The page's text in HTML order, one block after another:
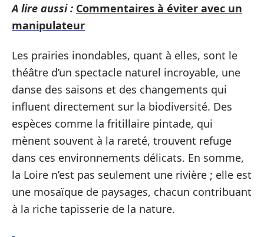
A lire aussi : Commentaires à éviter avec un
manipulateur
Les prairies inondables, quant à elles, sont le
théâtre d’un spectacle naturel incroyable, une
danse des saisons et des changements qui
influent directement sur la biodiversité. Des
espèces comme la fritillaire pintade, qui
mènent souvent à la rareté, trouvent refuge
dans ces environnements délicats. En somme,
la Loire n’est pas seulement une rivière ; elle est
une mosaïque de paysages, chacun contribuant
à la riche tapisserie de la nature.